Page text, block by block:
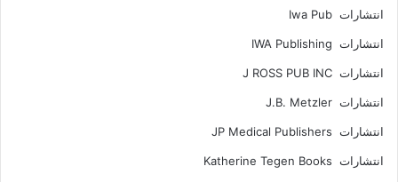
انتشارات Iwa Pub
انتشارات IWA Publishing
انتشارات J ROSS PUB INC
انتشارات J.B. Metzler
انتشارات JP Medical Publishers
انتشارات Katherine Tegen Books